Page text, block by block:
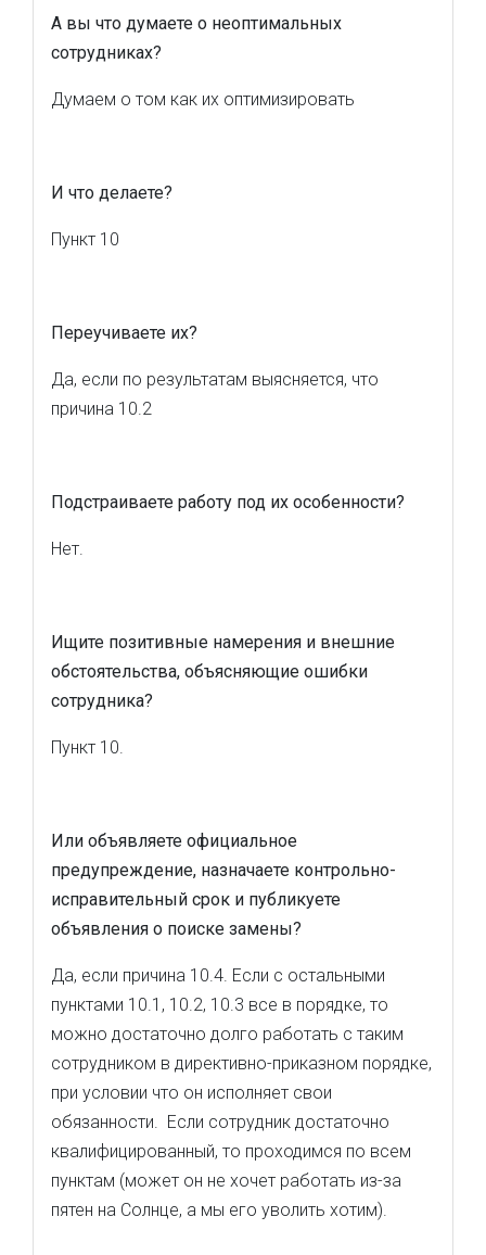
А вы что думаете о неоптимальных
сотрудниках?
Думаем о том как их оптимизировать
И что делаете?
Пункт 10
Переучиваете их?
Да, если по результатам выясняется, что
причина 10.2
Подстраиваете работу под их особенности?
Нет.
Ищите позитивные намерения и внешние
обстоятельства, объясняющие ошибки
сотрудника?
Пункт 10.
Или объявляете официальное
предупреждение, назначаете контрольно-
исправительный срок и публикуете
объявления о поиске замены?
Да, если причина 10.4. Если с остальными
пунктами 10.1, 10.2, 10.3 все в порядке, то
можно достаточно долго работать с таким
сотрудником в директивно-приказном порядке,
при условии что он исполняет свои
обязанности. Если сотрудник достаточно
квалифицированный, то проходимся по всем
пунктам (может он не хочет работать из-за
пятен на Солнце, а мы его уволить хотим).